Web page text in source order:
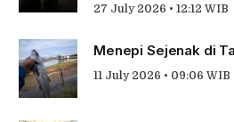
27 July 2026 • 12:12 WIB
Menepi Sejenak di
11 July 2026 • 09:06 WIB